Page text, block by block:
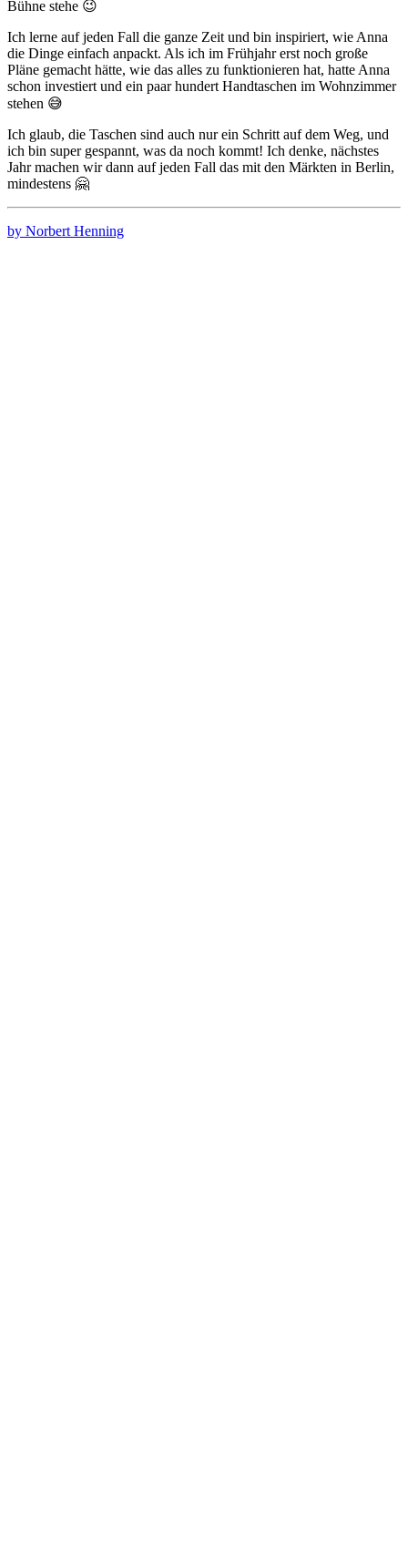
Bühne stehe 😉
Ich lerne auf jeden Fall die ganze Zeit und bin inspiriert, wie Anna
die Dinge einfach anpackt. Als ich im Frühjahr erst noch große
Pläne gemacht hätte, wie das alles zu funktionieren hat, hatte Anna
schon investiert und ein paar hundert Handtaschen im Wohnzimmer
stehen 😅
Ich glaub, die Taschen sind auch nur ein Schritt auf dem Weg, und
ich bin super gespannt, was da noch kommt! Ich denke, nächstes
Jahr machen wir dann auf jeden Fall das mit den Märkten in Berlin,
mindestens 🤗
by Norbert Henning